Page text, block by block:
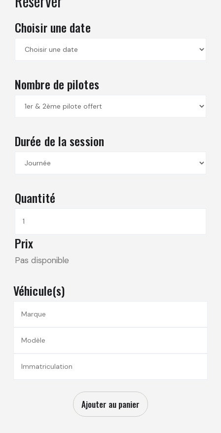
Choisir une date
Nombre de pilotes
Durée de la session
Quantité
Prix
Pas disponible
Véhicule(s)